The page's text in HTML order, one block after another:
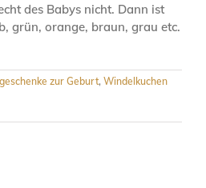
des Babys nicht. Dann ist
grün, orange, braun, grau etc.
zur Geburt, Windelkuchen